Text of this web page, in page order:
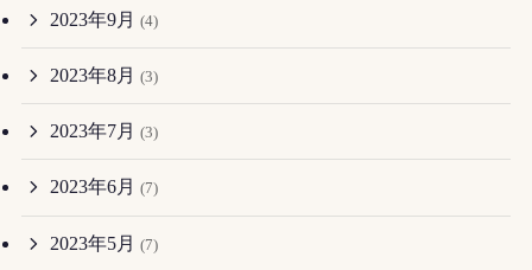
2023年9月 (4)
2023年8月 (3)
2023年7月 (3)
2023年6月 (7)
2023年5月 (7)